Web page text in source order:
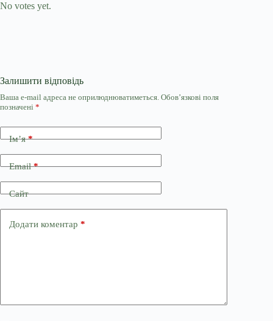
No votes yet.
Залишити відповідь
Ваша e-mail адреса не оприлюднюватиметься. Обов’язкові поля
позначені *
Ім’я*
Email*
Сайт
Додати коментар *